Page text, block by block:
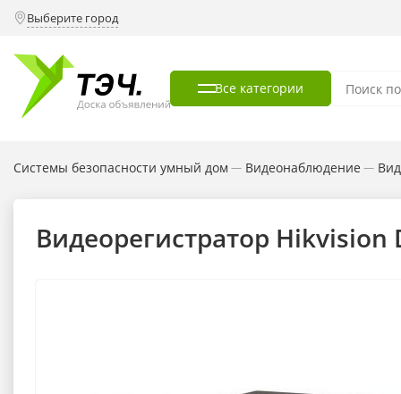
Выберите город
Все категории
Системы безопасности умный дом — Видеонаблюдение —
Видеорегистратор Hikvision